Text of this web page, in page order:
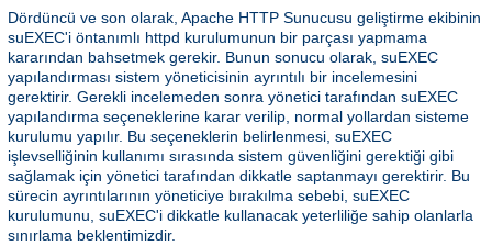
Dördüncü ve son olarak, Apache HTTP Sunucusu geliştirme ekibinin
suEXEC'i öntanımlı httpd kurulumunun bir parçası yapmama
kararından bahsetmek gerekir. Bunun sonucu olarak, suEXEC
yapılandırması sistem yöneticisinin ayrıntılı bir incelemesini
gerektirir. Gerekli incelemeden sonra yönetici tarafından suEXEC
yapılandırma seçeneklerine karar verilip, normal yollardan sisteme
kurulumu yapılır. Bu seçeneklerin belirlenmesi, suEXEC
işlevselliğinin kullanımı sırasında sistem güvenliğini gerektiği gibi
sağlamak için yönetici tarafından dikkatle saptanmayı gerektirir. Bu
sürecin ayrıntılarının yöneticiye bırakılma sebebi, suEXEC
kurulumunu, suEXEC'i dikkatle kullanacak yeterliliğe sahip olanlarla
sınırlama beklentimizdir.